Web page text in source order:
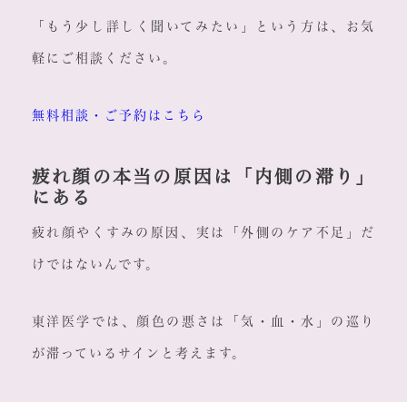
「もう少し詳しく聞いてみたい」という方は、お気
軽にご相談ください。
無料相談・ご予約はこちら
疲れ顔の本当の原因は「内側の滞り」
にある
疲れ顔やくすみの原因、実は「外側のケア不足」だ
けではないんです。
東洋医学では、顔色の悪さは「気・血・水」の巡り
が滞っているサインと考えます。